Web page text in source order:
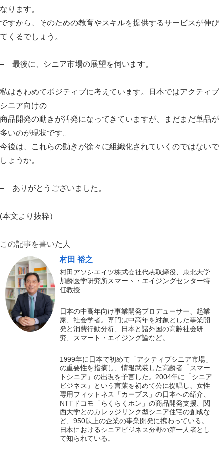
なります。
ですから、そのための教育やスキルを提供するサービスが伸び
てくるでしょう。
– 最後に、シニア市場の展望を伺います。
私はきわめてポジティブに考えています。日本ではアクティブ
シニア向けの
商品開発の動きが活発になってきていますが、まだまだ単品が
多いのが現状です。
今後は、これらの動きが徐々に組織化されていくのではないで
しょうか。
– ありがとうございました。
(本文より抜粋）
この記事を書いた人
村田 裕之
村田アソシエイツ株式会社代表取締役、東北大学
加齢医学研究所スマート・エイジングセンター特
任教授
日本の中高年向け事業開発プロデューサー、起業
家、社会学者。専門は中高年を対象とした事業開
発と消費行動分析、日本と諸外国の高齢社会研
究、スマート・エイジング論など。
1999年に日本で初めて「アクティブシニア市場」
の重要性を指摘し、情報武装した高齢者「スマー
トシニア」の出現を予言した。2004年に「シニア
ビジネス」という言葉を初めて公に提唱し、女性
専用フィットネス「カーブス」の日本への紹介、
NTTドコモ「らくらくホン」の商品開発支援、関
西大学とのカレッジリンク型シニア住宅の創成な
ど、950以上の企業の事業開発に携わっている。
日本におけるシニアビジネス分野の第一人者とし
て知られている。